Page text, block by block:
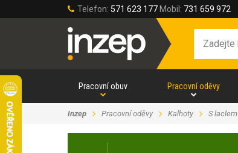
Telefon: 571 623 177 Mobil: 731 659 972
Pracovní obuv Pracovní oděvy
Inzep Pracovní oděvy Kalhoty S laclem